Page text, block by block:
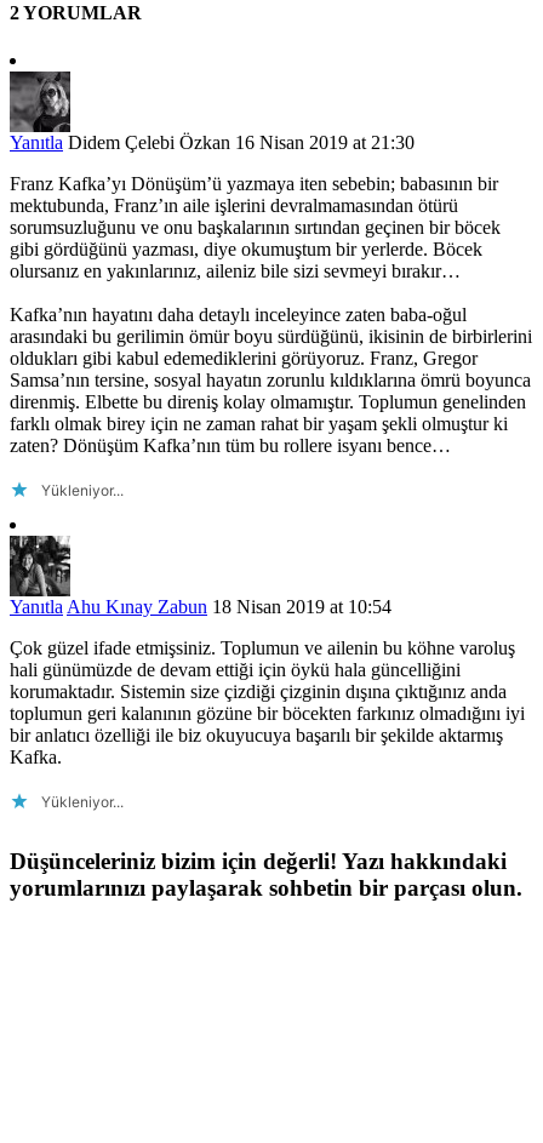
2 YORUMLAR
Yanıtla Didem Çelebi Özkan 16 Nisan 2019 at 21:30
Franz Kafka’yı Dönüşüm’ü yazmaya iten sebebin; babasının bir
mektubunda, Franz’ın aile işlerini devralmamasından ötürü
sorumsuzluğunu ve onu başkalarının sırtından geçinen bir böcek
gibi gördüğünü yazması, diye okumuştum bir yerlerde. Böcek
olursanız en yakınlarınız, aileniz bile sizi sevmeyi bırakır…
Kafka’nın hayatını daha detaylı inceleyince zaten baba-oğul
arasındaki bu gerilimin ömür boyu sürdüğünü, ikisinin de birbirlerini
oldukları gibi kabul edemediklerini görüyoruz. Franz, Gregor
Samsa’nın tersine, sosyal hayatın zorunlu kıldıklarına ömrü boyunca
direnmiş. Elbette bu direniş kolay olmamıştır. Toplumun genelinden
farklı olmak birey için ne zaman rahat bir yaşam şekli olmuştur ki
zaten? Dönüşüm Kafka’nın tüm bu rollere isyanı bence…
Yükleniyor...
Yanıtla Ahu Kınay Zabun 18 Nisan 2019 at 10:54
Çok güzel ifade etmişsiniz. Toplumun ve ailenin bu köhne varoluş
hali günümüzde de devam ettiği için öykü hala güncelliğini
korumaktadır. Sistemin size çizdiği çizginin dışına çıktığınız anda
toplumun geri kalanının gözüne bir böcekten farkınız olmadığını iyi
bir anlatıcı özelliği ile biz okuyucuya başarılı bir şekilde aktarmış
Kafka.
Yükleniyor...
Düşünceleriniz bizim için değerli! Yazı hakkındaki
yorumlarınızı paylaşarak sohbetin bir parçası olun.